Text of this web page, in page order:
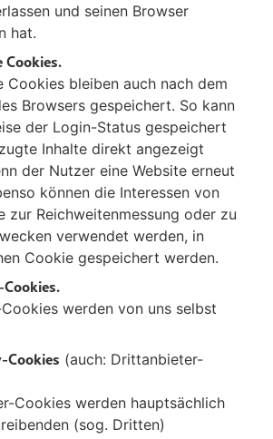
und seinen Browser
hat.
Cookies.
Cookies bleiben auch nach dem
Browsers gespeichert. So kann
der Login-Status gespeichert
Inhalte direkt angezeigt
der Nutzer eine Website erneut
können die Interessen von
zur Reichweitenmessung oder zu
verwendet werden, in
Cookie gespeichert werden.
werden von uns selbst
(auch: Drittanbieter-
Cookies werden hauptsächlich
(sog. Dritten)